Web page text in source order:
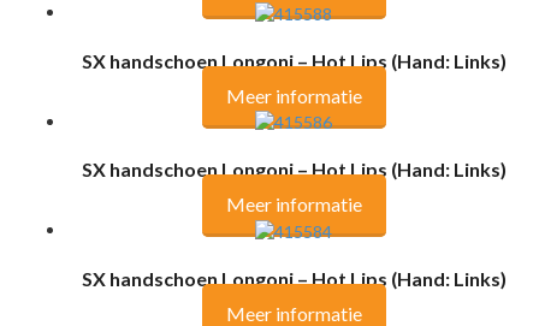
SX handschoen Longoni – Hot Lips (Hand: Links)
Meer informatie
SX handschoen Longoni – Hot Lips (Hand: Links)
Meer informatie
SX handschoen Longoni – Hot Lips (Hand: Links)
Meer informatie